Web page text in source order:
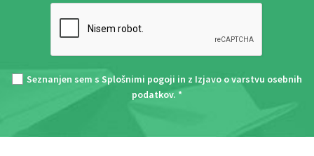
Seznanjen sem s Splošnimi pogoji in z Izjavo o varstvu osebnih
podatkov. *